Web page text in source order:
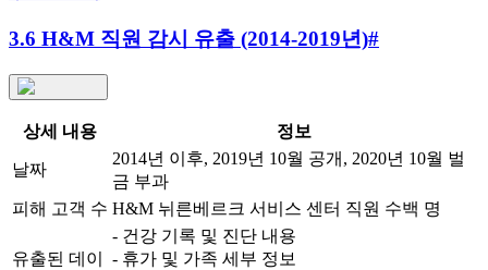
3.6 H&M 직원 감시 유출 (2014-2019년)#
상세 내용 정보
날짜
2014년 이후, 2019년 10월 공개, 2020년 10월 벌
금 부과
피해 고객 수 H&M 뉘른베르크 서비스 센터 직원 수백 명
유출된 데이
- 건강 기록 및 진단 내용
- 휴가 및 가족 세부 정보